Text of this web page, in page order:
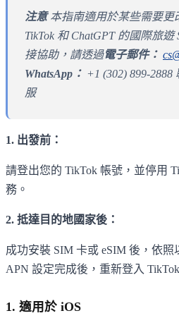
注意本指南適用於某些需要更
TikTok 和 ChatGPT 的國際旅
接協助，請透過電子郵件：
WhatsApp： +1 (302) 899-2888
服
1. 出發前：
請登出您的 TikTok 帳號，並停用
務。
2. 抵達目的地國家後：
成功安裝 SIM 卡或 eSIM 後，依照
APN 設定完成後，重新登入
1. 適用於 iOS